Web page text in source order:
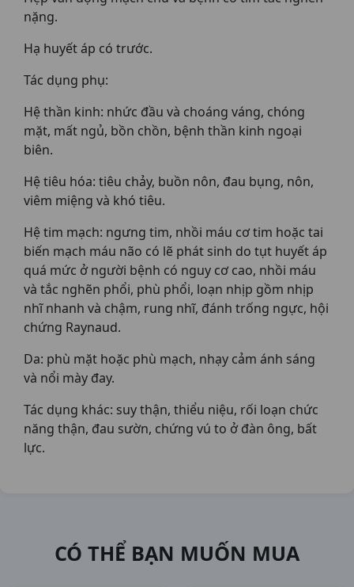
nặng.
Hạ huyết áp có trước.
Tác dụng phụ:
Hệ thần kinh: nhức đầu và choáng váng, chóng
mặt, mất ngủ, bồn chồn, bệnh thần kinh ngoại
biên.
Hệ tiêu hóa: tiêu chảy, buồn nôn, đau bụng, nôn,
viêm miệng và khó tiêu.
Hệ tim mạch: ngưng tim, nhồi máu cơ tim hoặc tai
biến mạch máu não có lẽ phát sinh do tụt huyết áp
quá mức ở người bệnh có nguy cơ cao, nhồi máu
và tắc nghẽn phổi, phù phổi, loạn nhịp gồm nhịp
nhĩ nhanh và chậm, rung nhĩ, đánh trống ngực, hội
chứng Raynaud.
Da: phù mặt hoặc phù mạch, nhạy cảm ánh sáng
và nổi mày đay.
Tác dụng khác: suy thận, thiểu niệu, rối loạn chức
năng thận, đau sườn, chứng vú to ở đàn ông, bất
lực.
CÓ THỂ BẠN MUỐN MUA